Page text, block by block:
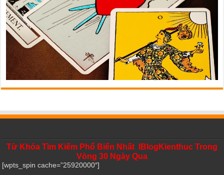
Từ Khóa Tìm Kiếm Phổ Biến Nhất IBlogKienthuc Trong
Vòng 30 Ngày Qua
[wpts_spin cache=”25920000″]